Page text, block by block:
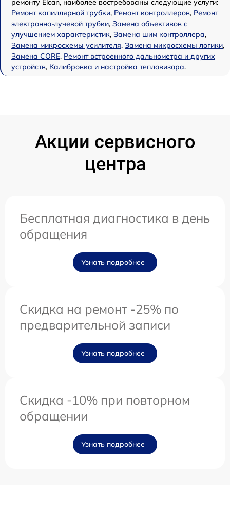
ремонту Elcan, наиболее востребованы следующие услуги:
Ремонт капиллярной трубки, Ремонт контроллеров, Ремонт
электронно-лучевой трубки, Замена объективов с
улучшением характеристик, Замена шим контроллера,
Замена микросхемы усилителя, Замена микросхемы логики,
Замена CORE, Ремонт встроенного дальнометра и других
устройств, Калибровка и настройка тепловизора.
Акции сервисного
центра
Бесплатная диагностика в день
обращения
Узнать подробнее
Скидка на ремонт -25% по
предварительной записи
Узнать подробнее
Скидка -10% при повторном
обращении
Узнать подробнее